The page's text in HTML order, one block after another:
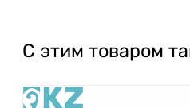
С этим товаром